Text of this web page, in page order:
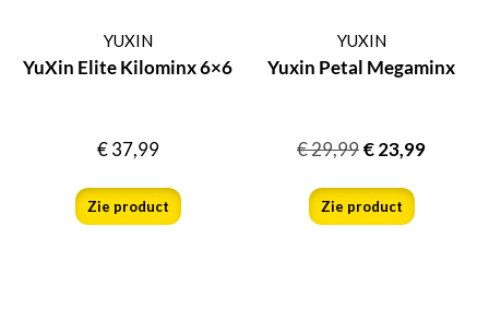
YUXIN
YuXin Elite Kilominx 6×6
€37,99
Zie product
YUXIN
Yuxin Petal Megaminx
€29,99€23,99
Zie product